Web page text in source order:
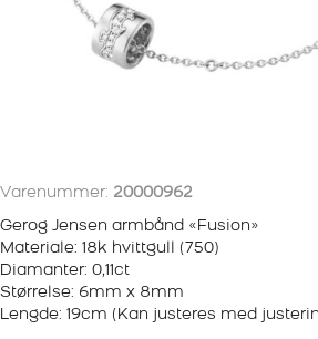
Varenummer: 20000962
Gerog Jensen armbånd «Fusion»
Materiale: 18k hvittgull (750)
Diamanter: 0,11ct
Størrelse: 6mm x 8mm
Lengde: 19cm (Kan justeres med